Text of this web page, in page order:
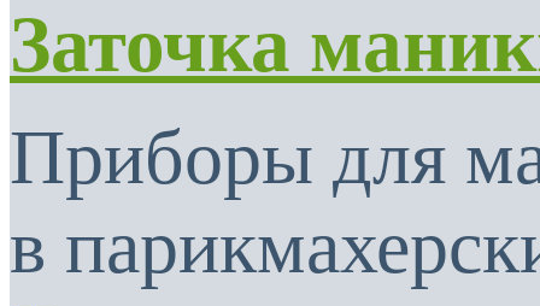
Заточка
Приборы для
в